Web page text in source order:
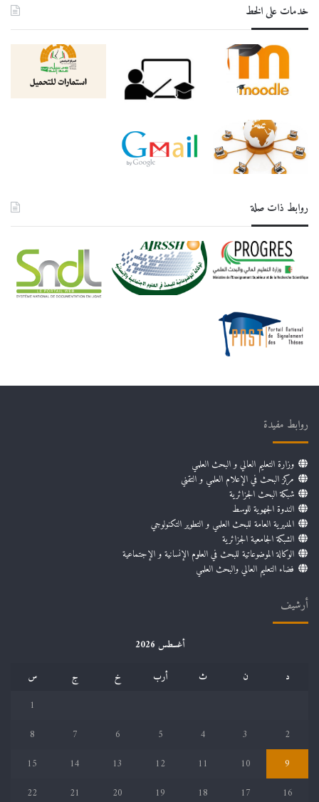
خدمات على الخط
روابط ذات صلة
روابط مفيدة
وزارة التعليم العالي و البحث العلمي
مركز البحث في الإعلام العلمي و التقني
شبكة البحث الجزائرية
الندوة الجهوية للوسط
المديرية العامة للبحث العلمي و التطوير التكنولوجي
الشبكة الجامعية الجزائرية
الوكالة الموضوعاتية للبحث في العلوم الإنسانية و الإجتماعية
فضاء التعليم العالي والبحث العلمي
أرشيف
أغسطس 2026
د
ن ث أرب خ ج
س
1
2
3
4
5
6
7
8
9
10
11
12
13
14
15
16
17
18
19
20
21
22